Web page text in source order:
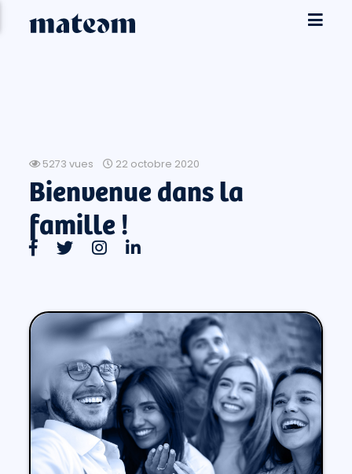
5273 vues 22 octobre 2020
Bienvenue dans la
famille !